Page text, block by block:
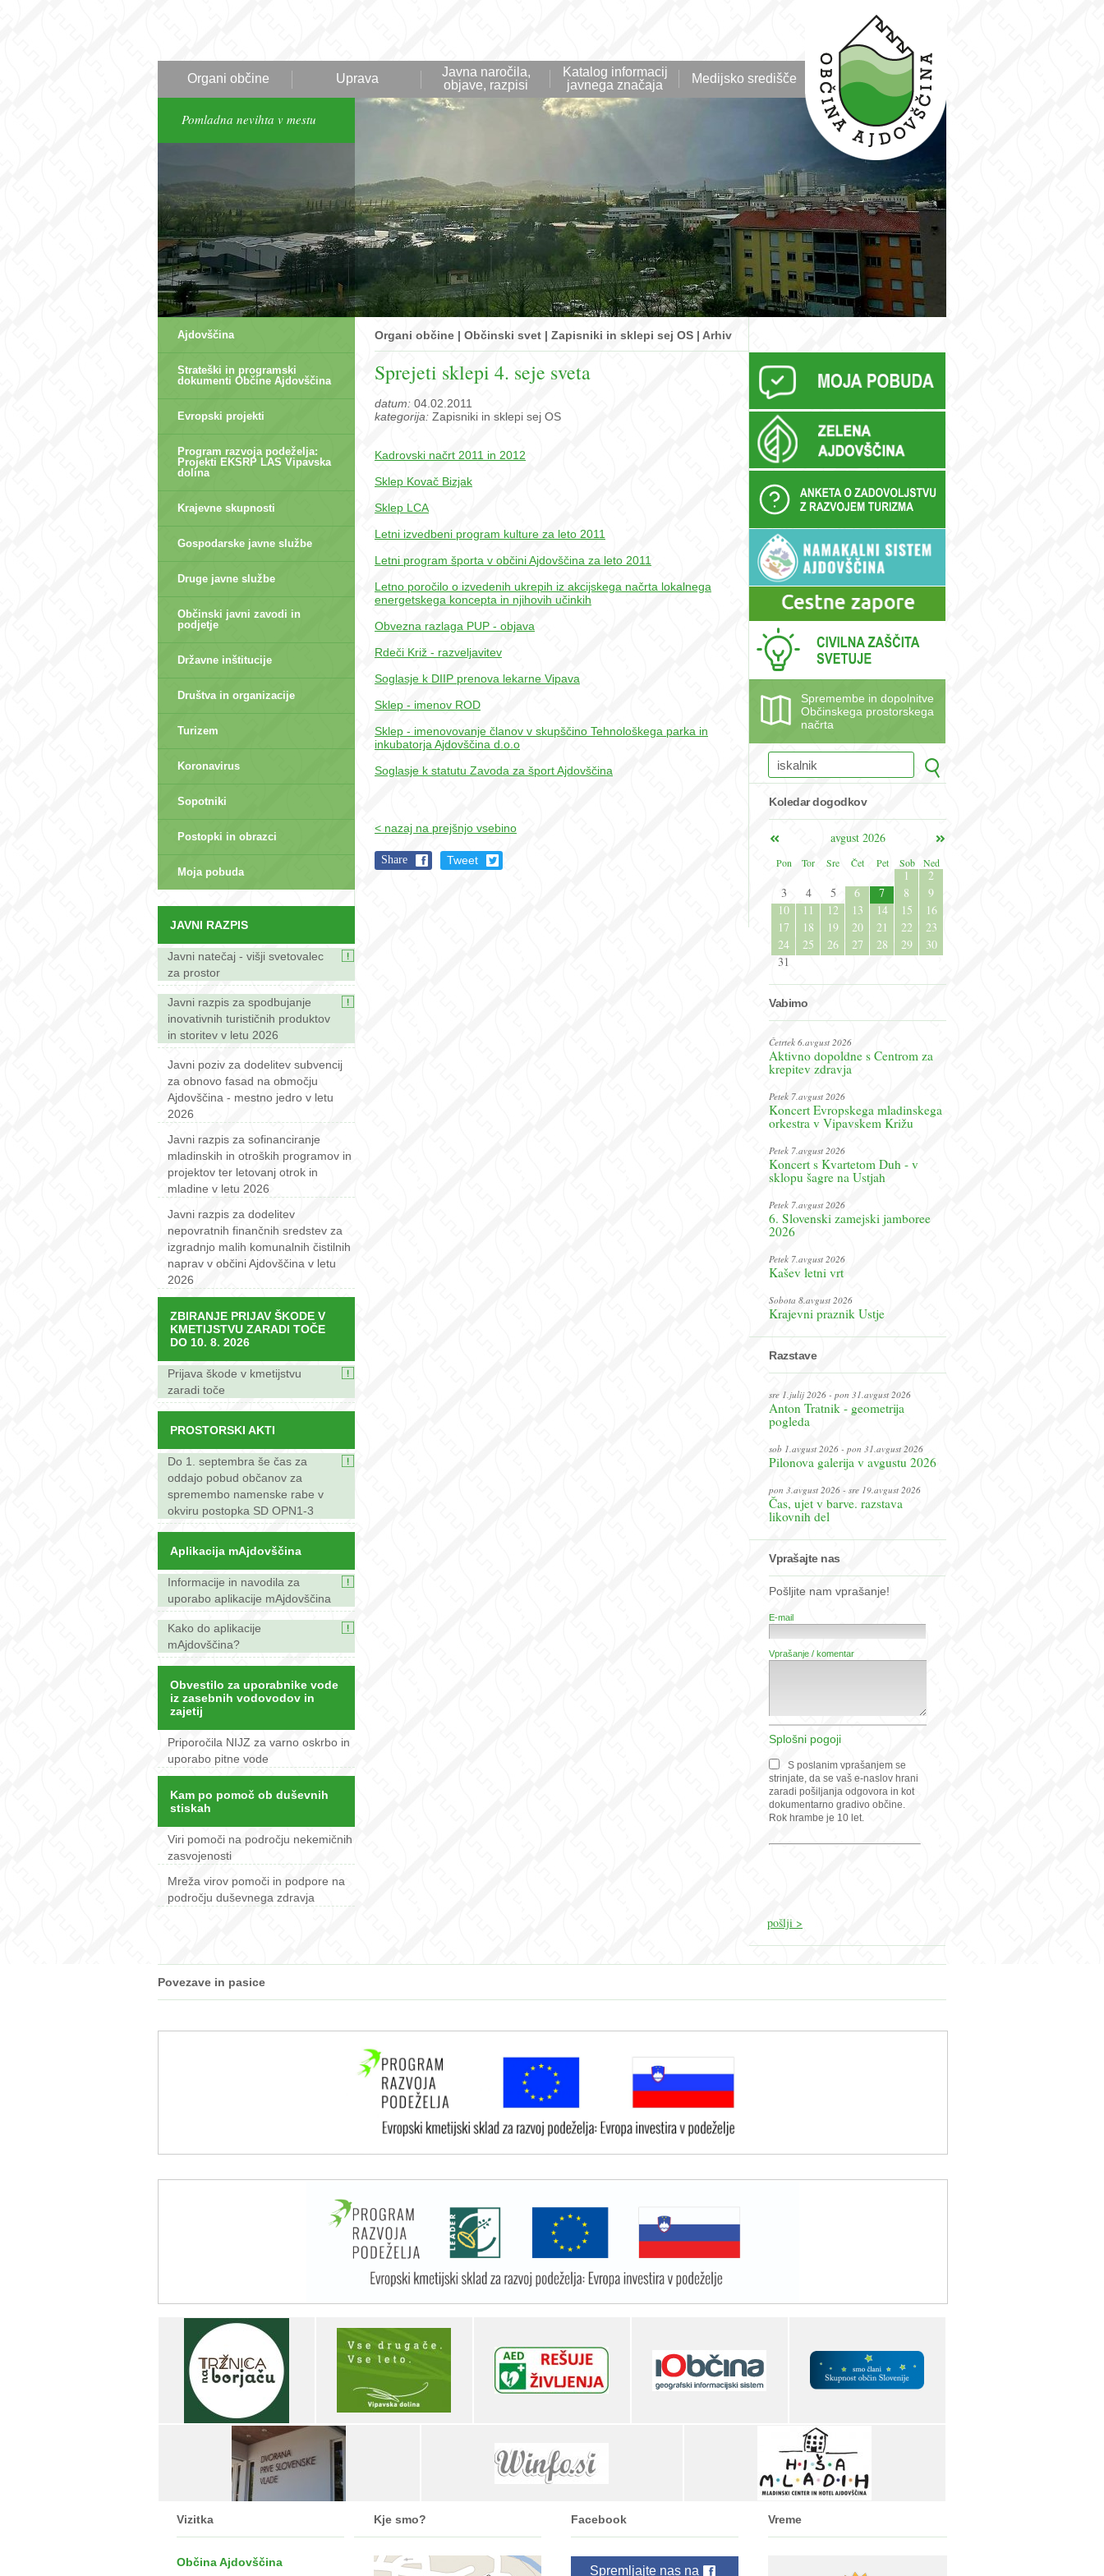
Organi občine Uprava
Javna naročila,
objave, razpisi
Katalog informacij
javnega značaja
Medijsko središče
Pomladna nevihta v mestu
Ajdovščina
Strateški in programski
dokumenti Občine Ajdovščina
Evropski projekti
Program razvoja podeželja:
Projekti EKSRP LAS Vipavska
dolina
Krajevne skupnosti
Gospodarske javne službe
Druge javne službe
Občinski javni zavodi in
podjetje
Državne inštitucije
Društva in organizacije
Turizem
Koronavirus
Sopotniki
Postopki in obrazci
Moja pobuda
JAVNI RAZPIS
Javni natečaj - višji svetovalec
za prostor
Javni razpis za spodbujanje
inovativnih turističnih produktov
in storitev v letu 2026
Javni poziv za dodelitev subvencij
za obnovo fasad na območju
Ajdovščina - mestno jedro v letu
2026
Javni razpis za sofinanciranje
mladinskih in otroških programov in
projektov ter letovanj otrok in
mladine v letu 2026
Javni razpis za dodelitev
nepovratnih finančnih sredstev za
izgradnjo malih komunalnih čistilnih
naprav v občini Ajdovščina v letu
2026
ZBIRANJE PRIJAV ŠKODE V
KMETIJSTVU ZARADI TOČE
DO 10. 8. 2026
Prijava škode v kmetijstvu
zaradi toče
PROSTORSKI AKTI
Do 1. septembra še čas za
oddajo pobud občanov za
spremembo namenske rabe v
okviru postopka SD OPN1-3
Aplikacija mAjdovščina
Informacije in navodila za
uporabo aplikacije mAjdovščina
Kako do aplikacije
mAjdovščina?
Obvestilo za uporabnike vode
iz zasebnih vodovodov in
zajetij
Priporočila NIJZ za varno oskrbo in
uporabo pitne vode
Kam po pomoč ob duševnih
stiskah
Viri pomoči na področju nekemičnih
zasvojenosti
Mreža virov pomoči in podpore na
področju duševnega zdravja
Organi občine | Občinski svet | Zapisniki in sklepi sej OS | Arhiv
Sprejeti sklepi 4. seje sveta
datum: 04.02.2011
kategorija: Zapisniki in sklepi sej OS
Kadrovski načrt 2011 in 2012
Sklep Kovač Bizjak
Sklep LCA
Letni izvedbeni program kulture za leto 2011
Letni program športa v občini Ajdovščina za leto 2011
Letno poročilo o izvedenih ukrepih iz akcijskega načrta lokalnega
energetskega koncepta in njihovih učinkih
Obvezna razlaga PUP - objava
Rdeči Križ - razveljavitev
Soglasje k DIIP prenova lekarne Vipava
Sklep - imenov ROD
Sklep - imenovovanje članov v skupščino Tehnološkega parka in
inkubatorja Ajdovščina d.o.o
Soglasje k statutu Zavoda za šport Ajdovščina
< nazaj na prejšnjo vsebino
Share Tweet
Spremembe in dopolnitve
Občinskega prostorskega
načrta
Koledar dogodkov
avgust 2026
Pon
Tor Sre Čet Pet Sob Ned
1
2
3
4 5 6 7 8
9
10
11 12 13 14 15
16
17
18 19 20 21 22
23
24
25 26 27 28 29
30
31
Vabimo
Četrtek 6.avgust 2026
Aktivno dopoldne s Centrom za
krepitev zdravja
Petek 7.avgust 2026
Koncert Evropskega mladinskega
orkestra v Vipavskem Križu
Petek 7.avgust 2026
Koncert s Kvartetom Duh - v
sklopu šagre na Ustjah
Petek 7.avgust 2026
6. Slovenski zamejski jamboree
2026
Petek 7.avgust 2026
Kašev letni vrt
Sobota 8.avgust 2026
Krajevni praznik Ustje
Razstave
sre 1.julij 2026 - pon 31.avgust 2026
Anton Tratnik - geometrija
pogleda
sob 1.avgust 2026 - pon 31.avgust 2026
Pilonova galerija v avgustu 2026
pon 3.avgust 2026 - sre 19.avgust 2026
Čas, ujet v barve. razstava
likovnih del
Vprašajte nas
Pošljite nam vprašanje!
E-mail
Vprašanje / komentar
Splošni pogoji
S poslanim vprašanjem se
strinjate, da se vaš e-naslov hrani
zaradi pošiljanja odgovora in kot
dokumentarno gradivo občine.
Rok hrambe je 10 let.
Povezave in pasice
Vizitka
Občina Ajdovščina
Kje smo? Facebook
Spremljajte nas na
Vreme